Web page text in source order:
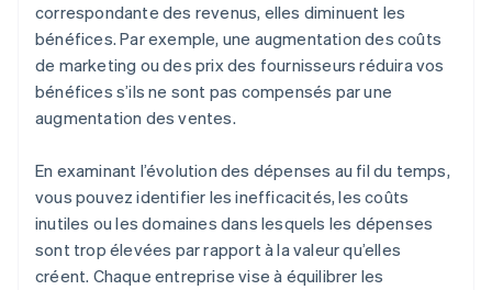
correspondante des revenus, elles diminuent les
bénéfices. Par exemple, une augmentation des coûts
de marketing ou des prix des fournisseurs réduira vos
bénéfices s’ils ne sont pas compensés par une
augmentation des ventes.
En examinant l’évolution des dépenses au fil du temps,
vous pouvez identifier les inefficacités, les coûts
inutiles ou les domaines dans lesquels les dépenses
sont trop élevées par rapport à la valeur qu’elles
créent. Chaque entreprise vise à équilibrer les